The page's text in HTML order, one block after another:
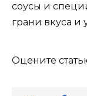
соусы и
грани вкуса и
Оцените